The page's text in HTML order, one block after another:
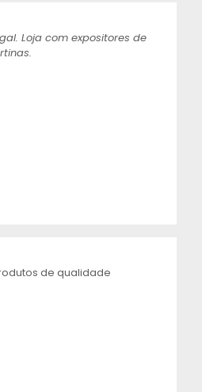
Loja com expositores de
de qualidade